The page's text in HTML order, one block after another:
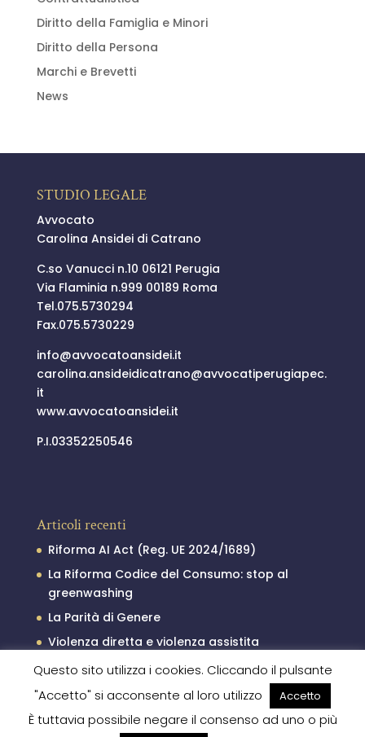
Diritto della Famiglia e Minori
Diritto della Persona
Marchi e Brevetti
News
STUDIO LEGALE
Avvocato
Carolina Ansidei di Catrano
C.so Vanucci n.10 06121 Perugia
Via Flaminia n.999 00189 Roma
Tel.075.5730294
Fax.075.5730229
info@avvocatoansidei.it
carolina.ansideidicatrano@avvocatiperugiapec.
it
www.avvocatoansidei.it
P.I.03352250546
Articoli recenti
Riforma AI Act (Reg. UE 2024/1689)
La Riforma Codice del Consumo: stop al
greenwashing
La Parità di Genere
Violenza diretta e violenza assistita
Il processo penale minorile
Questo sito utilizza i cookies. Cliccando il pulsante
"Accetto" si acconsente al loro utilizzo
Accetto
È tuttavia possibile negare il consenso ad uno o più